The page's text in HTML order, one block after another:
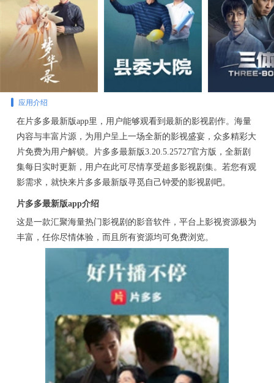
应用介绍
在片多多最新版app里，用户能够观看到最新的影视剧作。海量
内容与丰富片源，为用户呈上一场全新的影视盛宴，众多精彩大
片免费为用户解锁。片多多最新版3.20.5.25727官方版，全新剧
集每日实时更新，用户在此可尽情享受超多影视剧集。若您有观
影需求，就快来片多多最新版寻觅自己钟爱的影视剧吧。
片多多最新版app介绍
这是一款汇聚海量热门影视剧的影音软件，平台上影视资源极为
丰富，任你尽情体验，而且所有资源均可免费浏览。